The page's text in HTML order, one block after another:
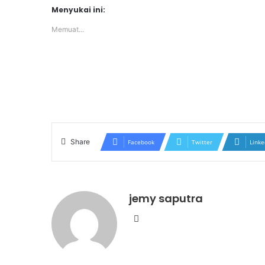
Menyukai ini:
Memuat...
Share Facebook Twitter
jemy saputra
Website